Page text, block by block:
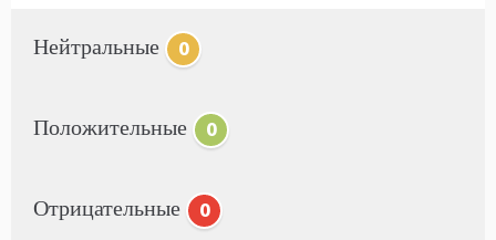
Нейтральные 0
Положительные 0
Отрицательные 0